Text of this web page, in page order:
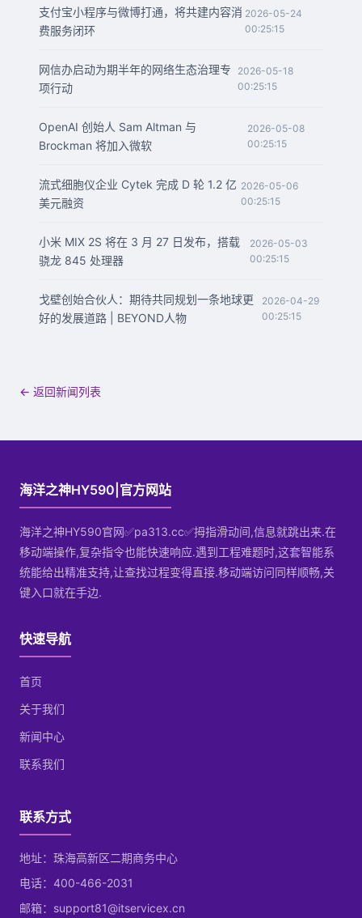
支付宝小程序与微博打通，将共建内容消
费服务闭环
2026-05-24
00:25:15
网信办启动为期半年的网络生态治理专
项行动
2026-05-18
00:25:15
OpenAI 创始人 Sam Altman 与
Brockman 将加入微软
2026-05-08
00:25:15
流式细胞仪企业 Cytek 完成 D 轮 1.2 亿
美元融资
2026-05-06
00:25:15
小米 MIX 2S 将在 3 月 27 日发布，搭载
骁龙 845 处理器
2026-05-03
00:25:15
戈壁创始合伙人：期待共同规划一条地球更
好的发展道路 | BEYOND人物
2026-04-29
00:25:15
← 返回新闻列表
海洋之神HY590|官方网站
海洋之神HY590官网✅pa313.cc✅拇指滑动间,信息就跳出来.在
移动端操作,复杂指令也能快速响应.遇到工程难题时,这套智能系
统能给出精准支持,让查找过程变得直接.移动端访问同样顺畅,关
键入口就在手边.
快速导航
首页
关于我们
新闻中心
联系我们
联系方式
地址：珠海高新区二期商务中心
电话：400-466-2031
邮箱：support81@itservicex.cn